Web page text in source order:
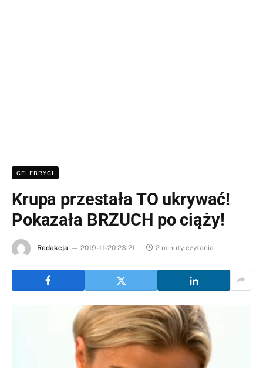
CELEBRYCI
Krupa przestała TO ukrywać!
Pokazała BRZUCH po ciąży!
Redakcja 2019-11-20 23:21 2 minuty czytania